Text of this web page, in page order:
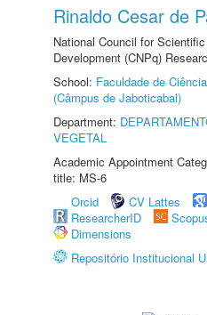
Rinaldo Cesar de
National Council for
Development (CNPq)
School: Faculdade de
(Câmpus de Jaboticabal)
Department:
VEGETAL
Academic Appointment
title: MS-6
Orcid
CV Lattes
ResearcherID
Dimensions
Repositório Institucional